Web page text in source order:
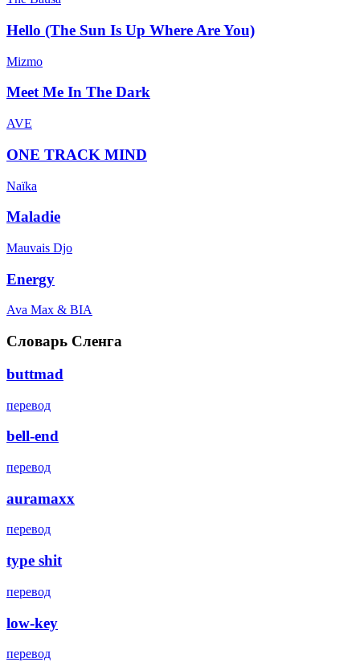
Hello (The Sun Is Up Where Are You)
Mizmo
Meet Me In The Dark
AVE
ONE TRACK MIND
Naïka
Maladie
Mauvais Djo
Energy
Ava Max & BIA
Словарь Сленга
buttmad
перевод
bell-end
перевод
auramaxx
перевод
type shit
перевод
low-key
перевод